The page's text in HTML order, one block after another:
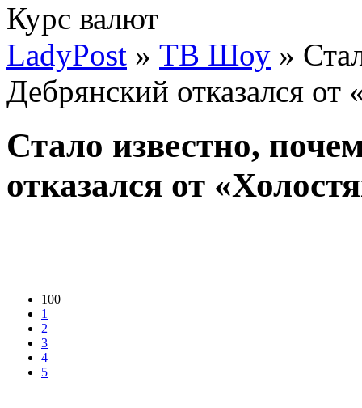
Курс валют
LadyPost » ТВ Шоу »
Дебрянский отказался
Стало известно,
отказался от
100
1
2
3
4
5